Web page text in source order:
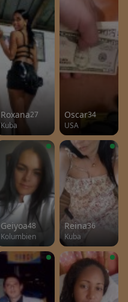
Roxana27
Kuba
Oscar34
USA
Geiyoa48
Kolumbien
Reina36
Kuba